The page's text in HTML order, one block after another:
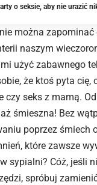
o seksie, aby nie urazić
można
naszym
użyć zabawnego
że ktoś pyta cię,
czy seks z mamą.
śmieszna! Bez
poprzez śmiech
które zawsze
sypialni? Cóż, jeśli
spróbuj